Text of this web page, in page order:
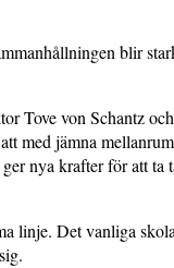
blir
Tove von Schantz och
med jämna
nya krafter för att ta
linje. Det vanliga